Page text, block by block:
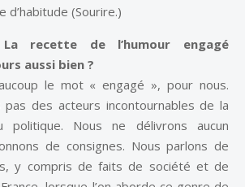
(Sourire.)
La recette de l’humour engagé
aussi bien ?
le mot « engagé », pour nous.
pas des acteurs incontournables de la
politique. Nous ne délivrons aucun
de consignes. Nous parlons de
y compris de faits de société et de